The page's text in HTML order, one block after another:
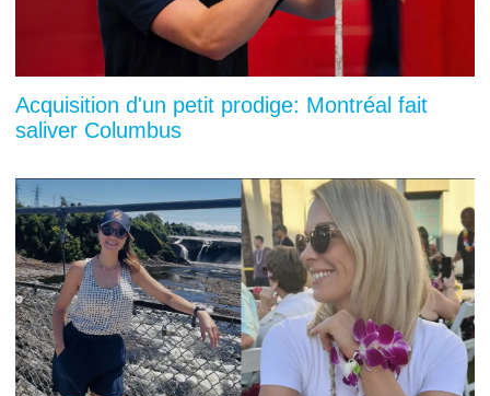
Acquisition d'un petit prodige: Montréal fait
saliver Columbus